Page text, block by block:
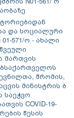
და სოციალური
571/ო - ახალი
მართვის
საქართველოს
შრომის,
მინისტრის ბ
საეჭვო
COVID-19-
წესის